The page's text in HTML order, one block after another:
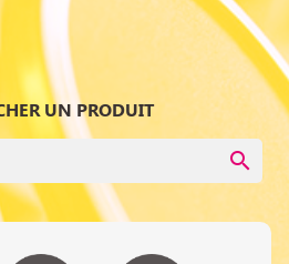
UN PRODUIT
search